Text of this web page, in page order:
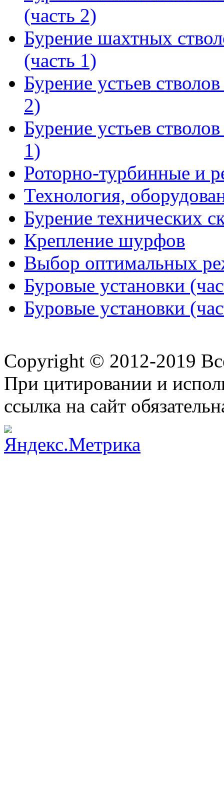
(часть 2)
Бурение шахтных
(часть 1)
Бурение устьев
2)
Бурение устьев
1)
Роторно-турбинные и
Технология,
Бурение технических
Крепление шурфов
Выбор оптимальных
Буровые установки
Буровые установки
Copyright © 2012-2019
При цитировании и
ссылка на сайт